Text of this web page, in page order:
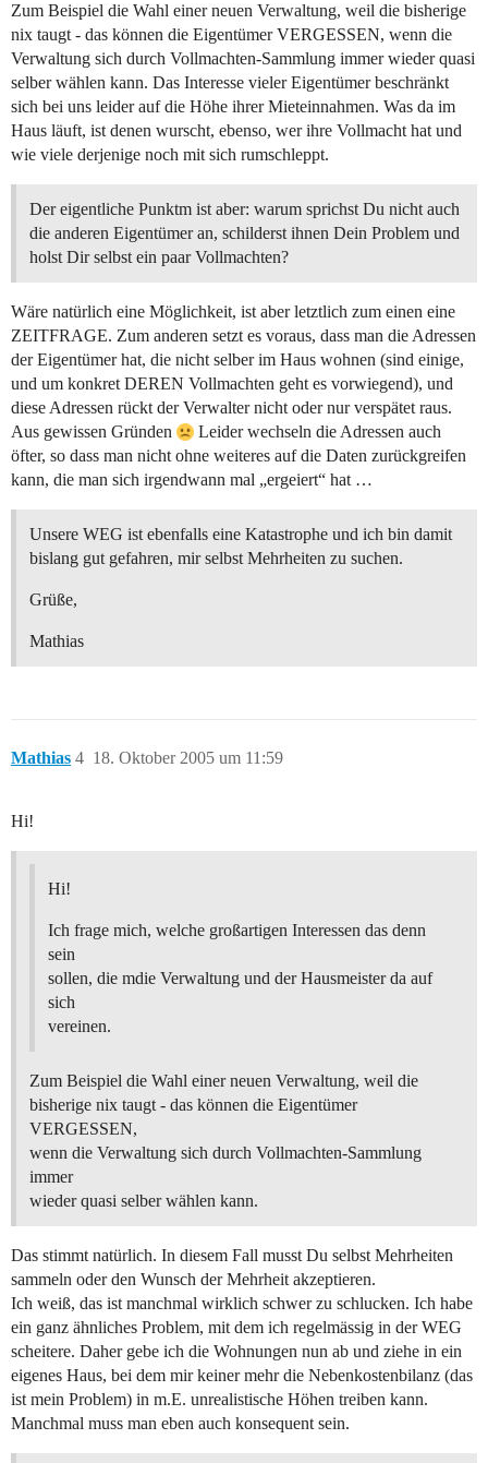
Zum Beispiel die Wahl einer neuen Verwaltung, weil die bisherige
nix taugt - das können die Eigentümer VERGESSEN, wenn die
Verwaltung sich durch Vollmachten-Sammlung immer wieder quasi
selber wählen kann. Das Interesse vieler Eigentümer beschränkt
sich bei uns leider auf die Höhe ihrer Mieteinnahmen. Was da im
Haus läuft, ist denen wurscht, ebenso, wer ihre Vollmacht hat und
wie viele derjenige noch mit sich rumschleppt.
Der eigentliche Punktm ist aber: warum sprichst Du nicht auch
die anderen Eigentümer an, schilderst ihnen Dein Problem und
holst Dir selbst ein paar Vollmachten?
Wäre natürlich eine Möglichkeit, ist aber letztlich zum einen eine
ZEITFRAGE. Zum anderen setzt es voraus, dass man die Adressen
der Eigentümer hat, die nicht selber im Haus wohnen (sind einige,
und um konkret DEREN Vollmachten geht es vorwiegend), und
diese Adressen rückt der Verwalter nicht oder nur verspätet raus.
Aus gewissen Gründen
Leider wechseln die Adressen auch
öfter, so dass man nicht ohne weiteres auf die Daten zurückgreifen
kann, die man sich irgendwann mal „ergeiert“ hat …
Unsere WEG ist ebenfalls eine Katastrophe und ich bin damit
bislang gut gefahren, mir selbst Mehrheiten zu suchen.
Grüße,
Mathias
Mathias 18. Oktober 2005 um 11:59
4
Hi!
Hi!
Ich frage mich, welche großartigen Interessen das denn
sein
sollen, die mdie Verwaltung und der Hausmeister da auf
sich
vereinen.
Zum Beispiel die Wahl einer neuen Verwaltung, weil die
bisherige nix taugt - das können die Eigentümer
VERGESSEN,
wenn die Verwaltung sich durch Vollmachten-Sammlung
immer
wieder quasi selber wählen kann.
Das stimmt natürlich. In diesem Fall musst Du selbst Mehrheiten
sammeln oder den Wunsch der Mehrheit akzeptieren.
Ich weiß, das ist manchmal wirklich schwer zu schlucken. Ich habe
ein ganz ähnliches Problem, mit dem ich regelmässig in der WEG
scheitere. Daher gebe ich die Wohnungen nun ab und ziehe in ein
eigenes Haus, bei dem mir keiner mehr die Nebenkostenbilanz (das
ist mein Problem) in m.E. unrealistische Höhen treiben kann.
Manchmal muss man eben auch konsequent sein.